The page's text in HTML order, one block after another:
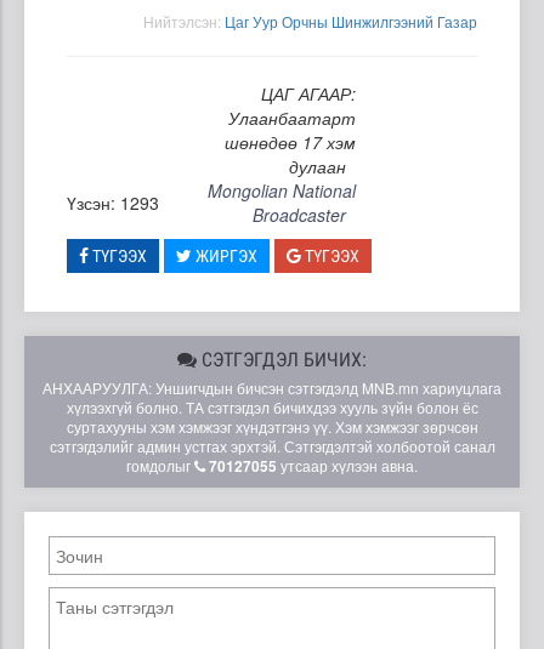
Нийтэлсэн: Цаг Уур Орчны Шинжилгээний Газар
ЦАГ АГААР:
Улаанбаатарт
шөнөдөө 17 хэм
дулаан
Үзсэн: 1293
Mongolian National
Broadcaster
ТҮГЭЭХ ЖИРГЭХ ТҮГЭЭХ
СЭТГЭГДЭЛ БИЧИХ:
АНХААРУУЛГА: Уншигчдын бичсэн сэтгэгдэлд MNB.mn хариуцлага
хүлээхгүй болно. ТА сэтгэгдэл бичихдээ хууль зүйн болон ёс
суртахууны хэм хэмжээг хүндэтгэнэ үү. Хэм хэмжээг зөрчсөн
сэтгэгдэлийг админ устгах эрхтэй. Сэтгэгдэлтэй холбоотой санал
гомдолыг
70127055 утсаар хүлээн авна.